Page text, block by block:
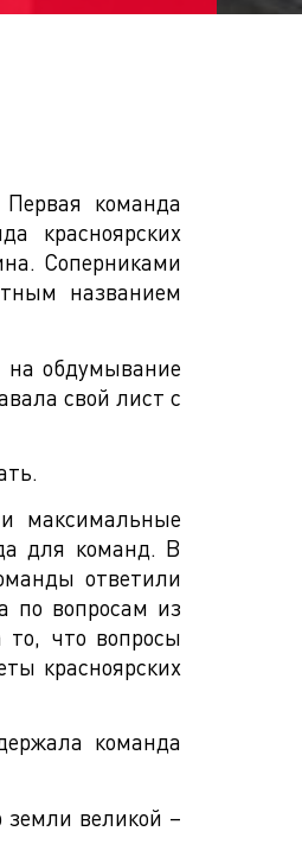
команда
красноярских
Соперниками
названием
на обдумывание
свой лист с
максимальные
для команд. В
ответили
по вопросам из
то, что вопросы
красноярских
команда
великой –